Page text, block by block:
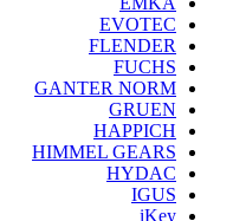
EVOTEC
FLENDER
FUCHS
GANTER NORM
GRUEN
HAPPICH
HIMMEL GEARS
HYDAC
IGUS
iKey